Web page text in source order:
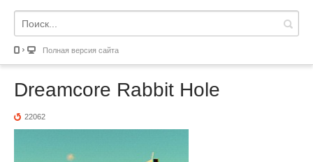
Полная версия сайта
Dreamcore Rabbit Hole
22062